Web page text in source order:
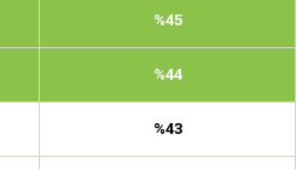
%45
%44
%43